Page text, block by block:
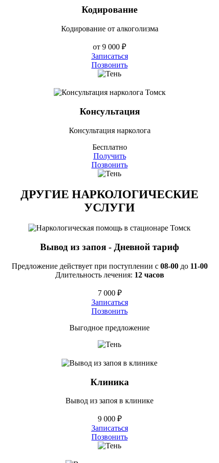
Кодирование
Кодирование от алкоголизма
от 9 000 ₽
Записаться
Позвонить
Консультация
Консультация нарколога
Бесплатно
Получить
Позвонить
ДРУГИЕ НАРКОЛОГИЧЕСКИЕ
УСЛУГИ
Вывод из запоя - Дневной тариф
Предложение действует при поступлении с 08-00до 11-00
Длительность лечения: 12 часов
7 000 ₽
Записаться
Позвонить
Выгодное предложение
Клиника
Вывод из запоя в клинике
9 000 ₽
Записаться
Позвонить